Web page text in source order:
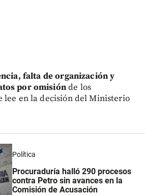
falta de organización y
por omisiónde los
lee en la decisión del Ministerio
Política
Procuraduría halló 290 procesos
contra Petro sin avances en la
Comisión de Acusación